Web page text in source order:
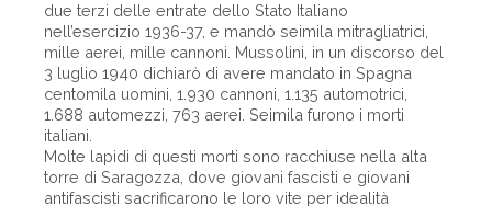
due terzi delle entrate dello Stato Italiano
nell’esercizio 1936-37, e mandò seimila mitragliatrici,
mille aerei, mille cannoni. Mussolini, in un discorso del
3 luglio 1940 dichiarò di avere mandato in Spagna
centomila uomini, 1.930 cannoni, 1.135 automotrici,
1.688 automezzi, 763 aerei. Seimila furono i morti
italiani.
Molte lapidi di questi morti sono racchiuse nella alta
torre di Saragozza, dove giovani fascisti e giovani
antifascisti sacrificarono le loro vite per idealità